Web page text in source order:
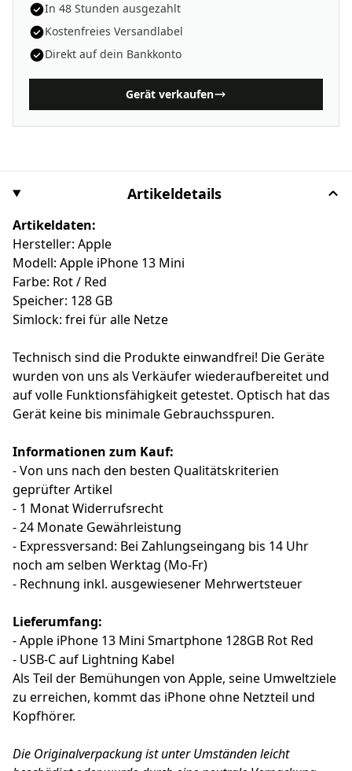
In 48 Stunden ausgezahlt
Kostenfreies Versandlabel
Direkt auf dein Bankkonto
Gerät verkaufen
Artikeldetails
Artikeldaten:
Hersteller: Apple
Modell: Apple iPhone 13 Mini
Farbe: Rot / Red
Speicher: 128 GB
Simlock: frei für alle Netze
Technisch sind die Produkte einwandfrei! Die Geräte
wurden von uns als Verkäufer wiederaufbereitet und
auf volle Funktionsfähigkeit getestet. Optisch hat das
Gerät keine bis minimale Gebrauchsspuren.
Informationen zum Kauf:
- Von uns nach den besten Qualitätskriterien
geprüfter Artikel
- 1 Monat Widerrufsrecht
- 24 Monate Gewährleistung
- Expressversand: Bei Zahlungseingang bis 14 Uhr
noch am selben Werktag (Mo-Fr)
- Rechnung inkl. ausgewiesener Mehrwertsteuer
Lieferumfang:
- Apple iPhone 13 Mini Smartphone 128GB Rot Red
- USB-C auf Lightning Kabel
Als Teil der Bemühungen von Apple, seine Umweltziele
zu erreichen, kommt das iPhone ohne Netzteil und
Kopfhörer.
Die Originalverpackung ist unter Umständen leicht